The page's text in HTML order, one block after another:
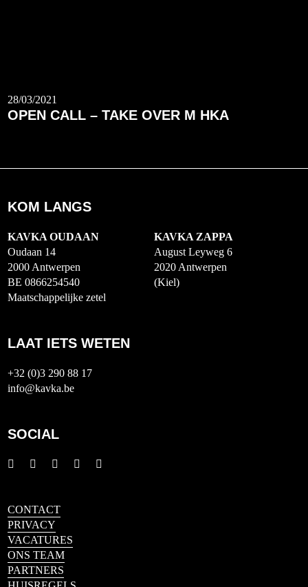
28/03/2021
OPEN CALL – TAKE OVER M HKA
KOM LANGS
KAVKA OUDAAN
Oudaan 14
2000 Antwerpen
BE 0866254540
Maatschappelijke zetel
KAVKA ZAPPA
August Leyweg 6
2020 Antwerpen
(Kiel)
LAAT IETS WETEN
+32 (0)3 290 88 17
info@kavka.be
SOCIAL
CONTACT
PRIVACY
VACATURES
ONS TEAM
PARTNERS